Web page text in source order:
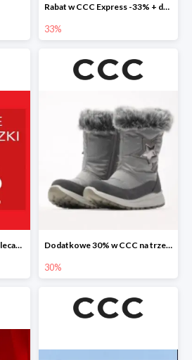
Rabat w CCC Express -33% + darmowa dostawa
33%
Wszystkie torby, walizki i plecaki w CCC -40% Dodatkowe 30% w CCC na trzewiki, botki i kozaki
30%